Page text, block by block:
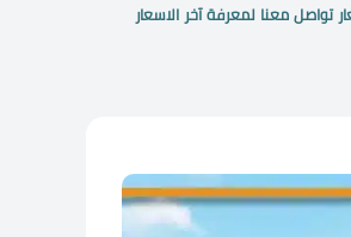
تواصل معنا لمعرفة آخر الاسعار